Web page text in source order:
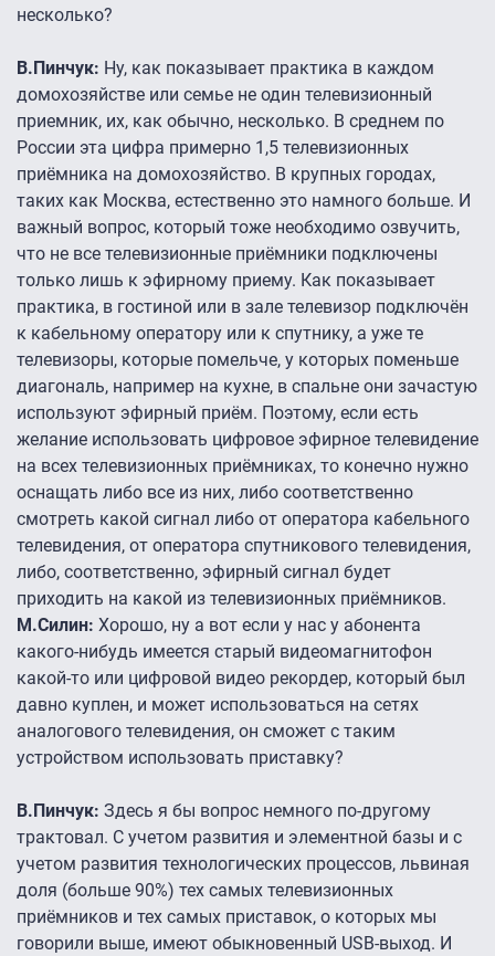
несколько?
В.Пинчук: Ну, как показывает практика в каждом
домохозяйстве или семье не один телевизионный
приемник, их, как обычно, несколько. В среднем по
России эта цифра примерно 1,5 телевизионных
приёмника на домохозяйство. В крупных городах,
таких как Москва, естественно это намного больше. И
важный вопрос, который тоже необходимо озвучить,
что не все телевизионные приёмники подключены
только лишь к эфирному приему. Как показывает
практика, в гостиной или в зале телевизор подключён
к кабельному оператору или к спутнику, а уже те
телевизоры, которые помельче, у которых поменьше
диагональ, например на кухне, в спальне они зачастую
используют эфирный приём. Поэтому, если есть
желание использовать цифровое эфирное телевидение
на всех телевизионных приёмниках, то конечно нужно
оснащать либо все из них, либо соответственно
смотреть какой сигнал либо от оператора кабельного
телевидения, от оператора спутникового телевидения,
либо, соответственно, эфирный сигнал будет
приходить на какой из телевизионных приёмников.
М.Силин: Хорошо, ну а вот если у нас у абонента
какого-нибудь имеется старый видеомагнитофон
какой-то или цифровой видео рекордер, который был
давно куплен, и может использоваться на сетях
аналогового телевидения, он сможет с таким
устройством использовать приставку?
В.Пинчук: Здесь я бы вопрос немного по-другому
трактовал. С учетом развития и элементной базы и с
учетом развития технологических процессов, львиная
доля (больше 90%) тех самых телевизионных
приёмников и тех самых приставок, о которых мы
говорили выше, имеют обыкновенный USB-выход. И